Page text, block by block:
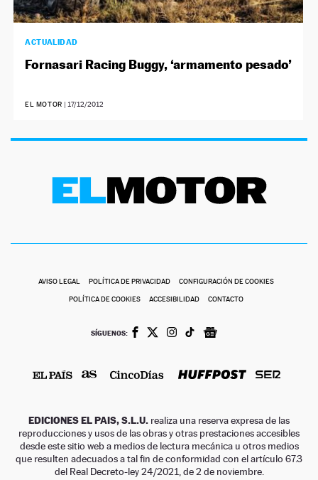
ACTUALIDAD
Fornasari Racing Buggy, ‘armamento pesado’
EL MOTOR 17/12/2012
AVISO LEGAL POLÍTICA DE PRIVACIDAD CONFIGURACIÓN DE COOKIES
POLÍTICA DE COOKIES ACCESIBILIDAD CONTACTO
SÍGUENOS:
EDICIONES EL PAIS, S.L.U. realiza una reserva expresa de las
reproducciones y usos de las obras y otras prestaciones accesibles
desde este sitio web a medios de lectura mecánica u otros medios
que resulten adecuados a tal fin de conformidad con el artículo 67.3
del Real Decreto-ley 24/2021, de 2 de noviembre.